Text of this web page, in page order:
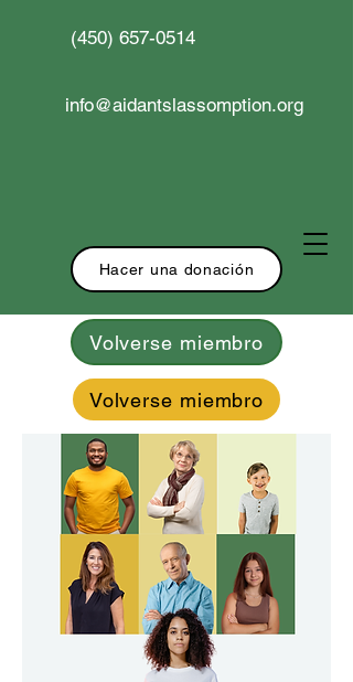
Volverse miembro
Volverse miembro
(450) 657-0514
info@aidantslassomption.org
Hacer una donación